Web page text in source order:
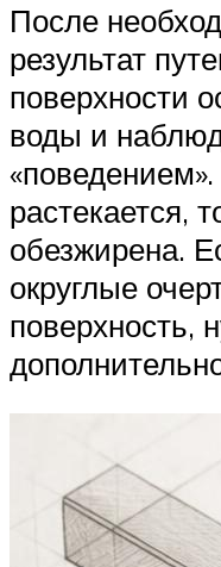
После
результат
поверхности
воды и
растекается,
обезжирена.
округлые
поверхность,